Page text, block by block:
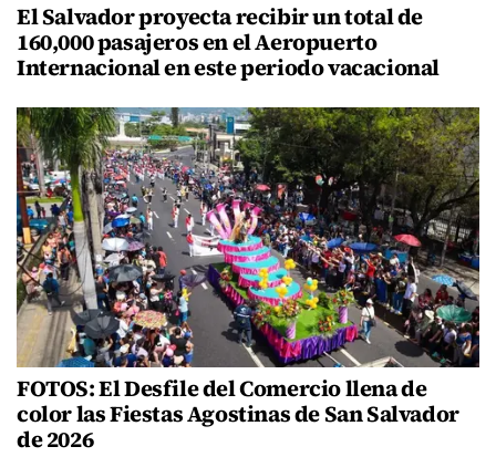
El Salvador proyecta recibir un total de
160,000 pasajeros en el Aeropuerto
Internacional en este periodo vacacional
FOTOS: El Desfile del Comercio llena de
color las Fiestas Agostinas de San Salvador
de 2026